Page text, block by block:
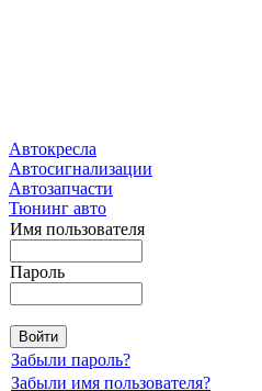
Автокресла
Автосигнализации
Автозапчасти
Тюнинг авто
Имя пользователя
Пароль
Забыли пароль?
Забыли имя пользователя?